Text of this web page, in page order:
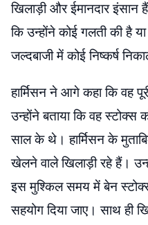
खिलाड़ी और ईमानदार इंसान
कि उन्होंने कोई गलती की है
जल्दबाजी में कोई निष्कर्ष
हार्मिसन ने आगे कहा कि वह
उन्होंने बताया कि वह
साल के थे। हार्मिसन के
खेलने वाले खिलाड़ी रहे हैं।
इस मुश्किल समय में बेन
सहयोग दिया जाए। साथ ही